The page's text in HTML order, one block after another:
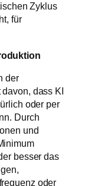
Zyklus
für
der
dass KI
oder per
Durch
und
besser das
oder